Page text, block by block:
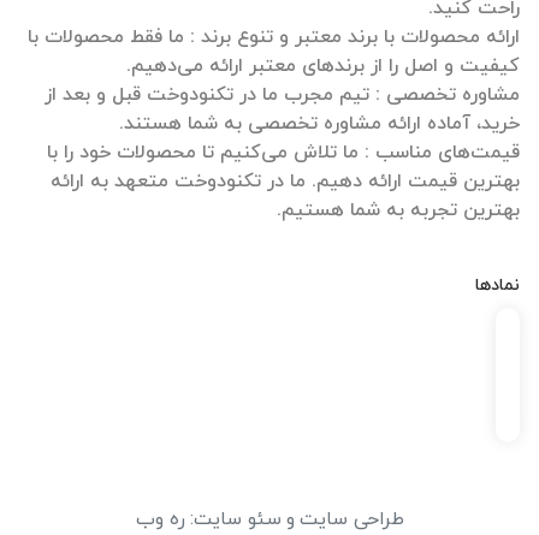
ارائه محصولات با برند معتبر و تنوع برند : ما فقط محصولات با
مشاوره تخصصی : تیم مجرب ما در تکنودوخت قبل و بعد از
قیمت‌های مناسب : ما تلاش می‌کنیم تا محصولات خود را با
بهترین قیمت ارائه دهیم. ما در تکنودوخت متعهد به ارائه
بهترین تجربه به شما هستیم.
نمادها
طراحی سایت و سئو سایت: ره وب